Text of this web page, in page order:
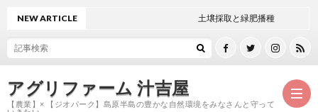
アグリファーム 汁吉屋
【農業】× 【ジオパーク】島原半島の豊かな自然環境をみなさんと守って
NEW ARTICLE 土壌採取と緑肥播種